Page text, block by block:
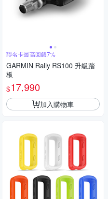
聯名卡最高回饋7%
GARMIN Rally RS100 升級踏
板
$17,990
加入購物車